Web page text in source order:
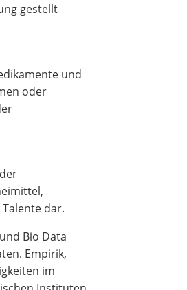
gestellt
und
oder
dar.
Bio Data
Empirik,
im